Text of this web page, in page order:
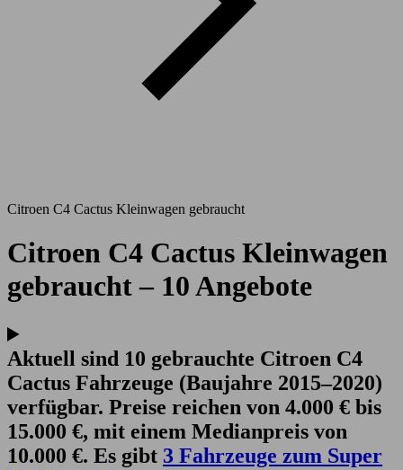
Citroen C4 Cactus Kleinwagen gebraucht
Citroen C4 Cactus Kleinwagen
gebraucht – 10 Angebote
Aktuell sind 10 gebrauchte Citroen C4
Cactus Fahrzeuge (Baujahre 2015–2020)
verfügbar. Preise reichen von 4.000 € bis
15.000 €, mit einem Medianpreis von
10.000 €. Es gibt 3 Fahrzeuge zum Super